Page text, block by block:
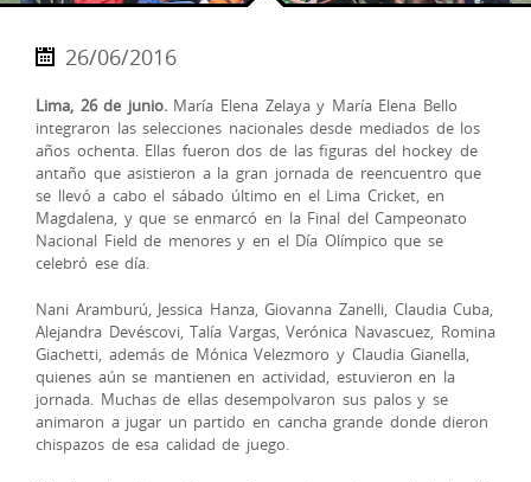
26/06/2016
Lima, 26 de junio.María Elena Zelaya y María Elena Bello
integraron las selecciones nacionales desde mediados de los
años ochenta. Ellas fueron dos de las figuras del hockey de
antaño que asistieron a la gran jornada de reencuentro que
se llevó a cabo el sábado último en el Lima Cricket, en
Magdalena, y que se enmarcó en la Final del Campeonato
Nacional Field de menores y en el Día Olímpico que se
celebró ese día.
Nani Aramburú, Jessica Hanza, Giovanna Zanelli, Claudia Cuba,
Alejandra Devéscovi, Talía Vargas, Verónica Navascuez, Romina
Giachetti, además de Mónica Velezmoro y Claudia Gianella,
quienes aún se mantienen en actividad, estuvieron en la
jornada. Muchas de ellas desempolvaron sus palos y se
animaron a jugar un partido en cancha grande donde dieron
chispazos de esa calidad de juego.